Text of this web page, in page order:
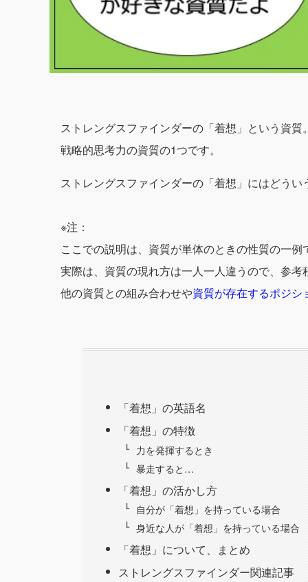
ストレングスファインダーの「着想」という資質
戦略的思考力の資質の1つです。
ストレングスファインダーの「着想」にはどう
※注：
ここでの説明は、資質が単体のときの性質の一例
実際は、資質の現れ方は一人一人違うので、参考
他の資質との組み合わせや資質が存在するポジシ
「着想」の英語名
「着想」の特徴
力を発揮するとき
暴走すると…
「着想」の活かし方
自分が「着想」を持っている場合
身近な人が「着想」を持っている場合
「着想」について、まとめ
ストレングスファインダー関連記事